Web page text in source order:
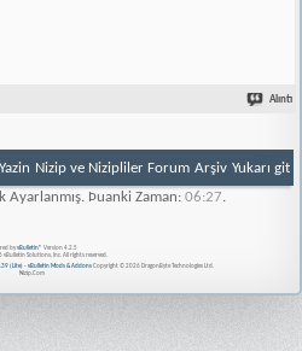
Alıntı
Nizip ve Nizipliler Forum Arşiv Yukarı git
Ayarlanmış. Þuanki Zaman: 06:27.
by vBulletin® Version 4.2.5
Solutions, Inc. All rights reserved.
(Lite)- vBulletin Mods & AddonsCopyright © 2026 DragonByte Technologies Ltd.
Nizip.Com